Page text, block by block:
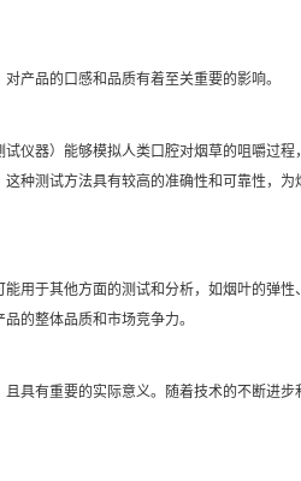
产品的口感和品质有着至关重要的影响。
仪器）能够模拟人类口腔对烟草的咀嚼过
种测试方法具有较高的准确性和可靠性，为
用于其他方面的测试和分析，如烟叶的弹
的整体品质和市场竞争力。
具有重要的实际意义。随着技术的不断进